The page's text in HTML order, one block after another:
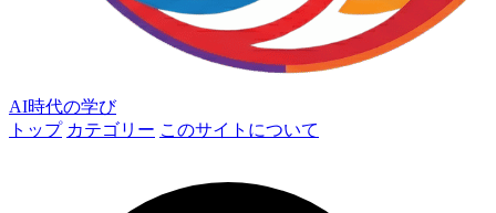
AI時代の学び
トップ カテゴリー このサイトについて